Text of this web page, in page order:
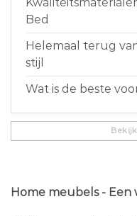
Bed
Helemaal terug
stijl
Wat is de beste
Home meubels -